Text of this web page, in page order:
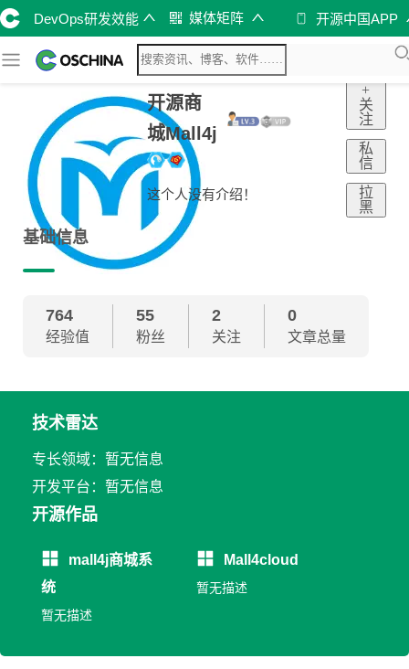
DevOps研发效能 媒体矩阵 开源中国APP
开源商
城Mall4j
这个人没有介绍！
+
关
注
私
信
拉
黑
基础信息
764
经验值
55
粉丝
2
关注
0
文章总量
技术雷达
专长领域：暂无信息
开发平台：暂无信息
开源作品
mall4j商城系
统
暂无描述
Mall4cloud
暂无描述